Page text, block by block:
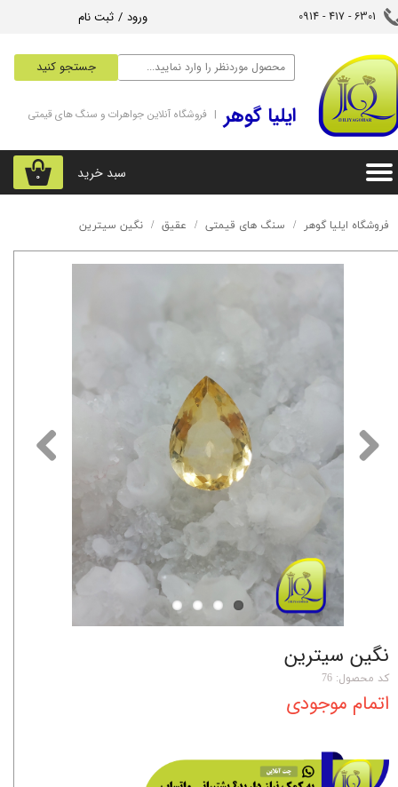
جستجو کنید
ورود / ثبت نام
تغییر گذر واژه
سفارشات
خروج از حساب کاربری
6301 - 417 - 0914​​​​​​​
۰ سبد خرید
‌ایلیا گوهر | فروشگاه آنلاین جواهرات و سنگ های قیمتی
فروشگاه ایلیا گوهر سنگ های قیمتی عقیق نگین سیترین
نگین سیترین
کد محصول: 76
اتمام موجودی